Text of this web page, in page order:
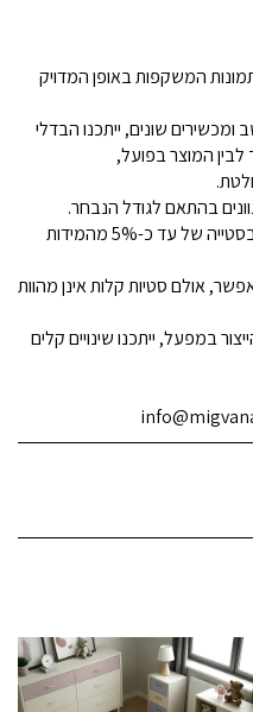
המשקפות באופן המדויק
שונים, ייתכנו הבדלי
לבין המוצר בפועל,
בהתאם לגודל הנבחר.
מידות האורך והרוחב עשויות להשתנות בסטייה של עד כ-5% מהמידות
אולם סטיות קלות אינן מהוות
במפעל, ייתכנו שינויים קלים